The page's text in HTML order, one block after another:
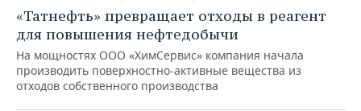
«Татнефть» превращает отходы в реагент
для повышения нефтедобычи
На мощностях ООО «ХимСервис» компания начала
производить поверхностно-активные вещества из
отходов собственного производства